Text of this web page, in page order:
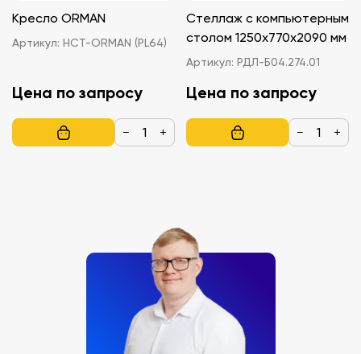
Кресло ORMAN
Артикул: НСТ-ORMAN (PL64)
Цена по запросу
− +
Стеллаж с компьютерным
столом 1250х770х2090 мм
Артикул: РДЛ-Б04.274.01
Цена по запросу
− +